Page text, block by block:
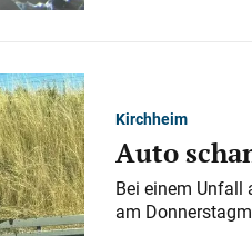
Kirchheim
Auto
Bei einem Unfall
am